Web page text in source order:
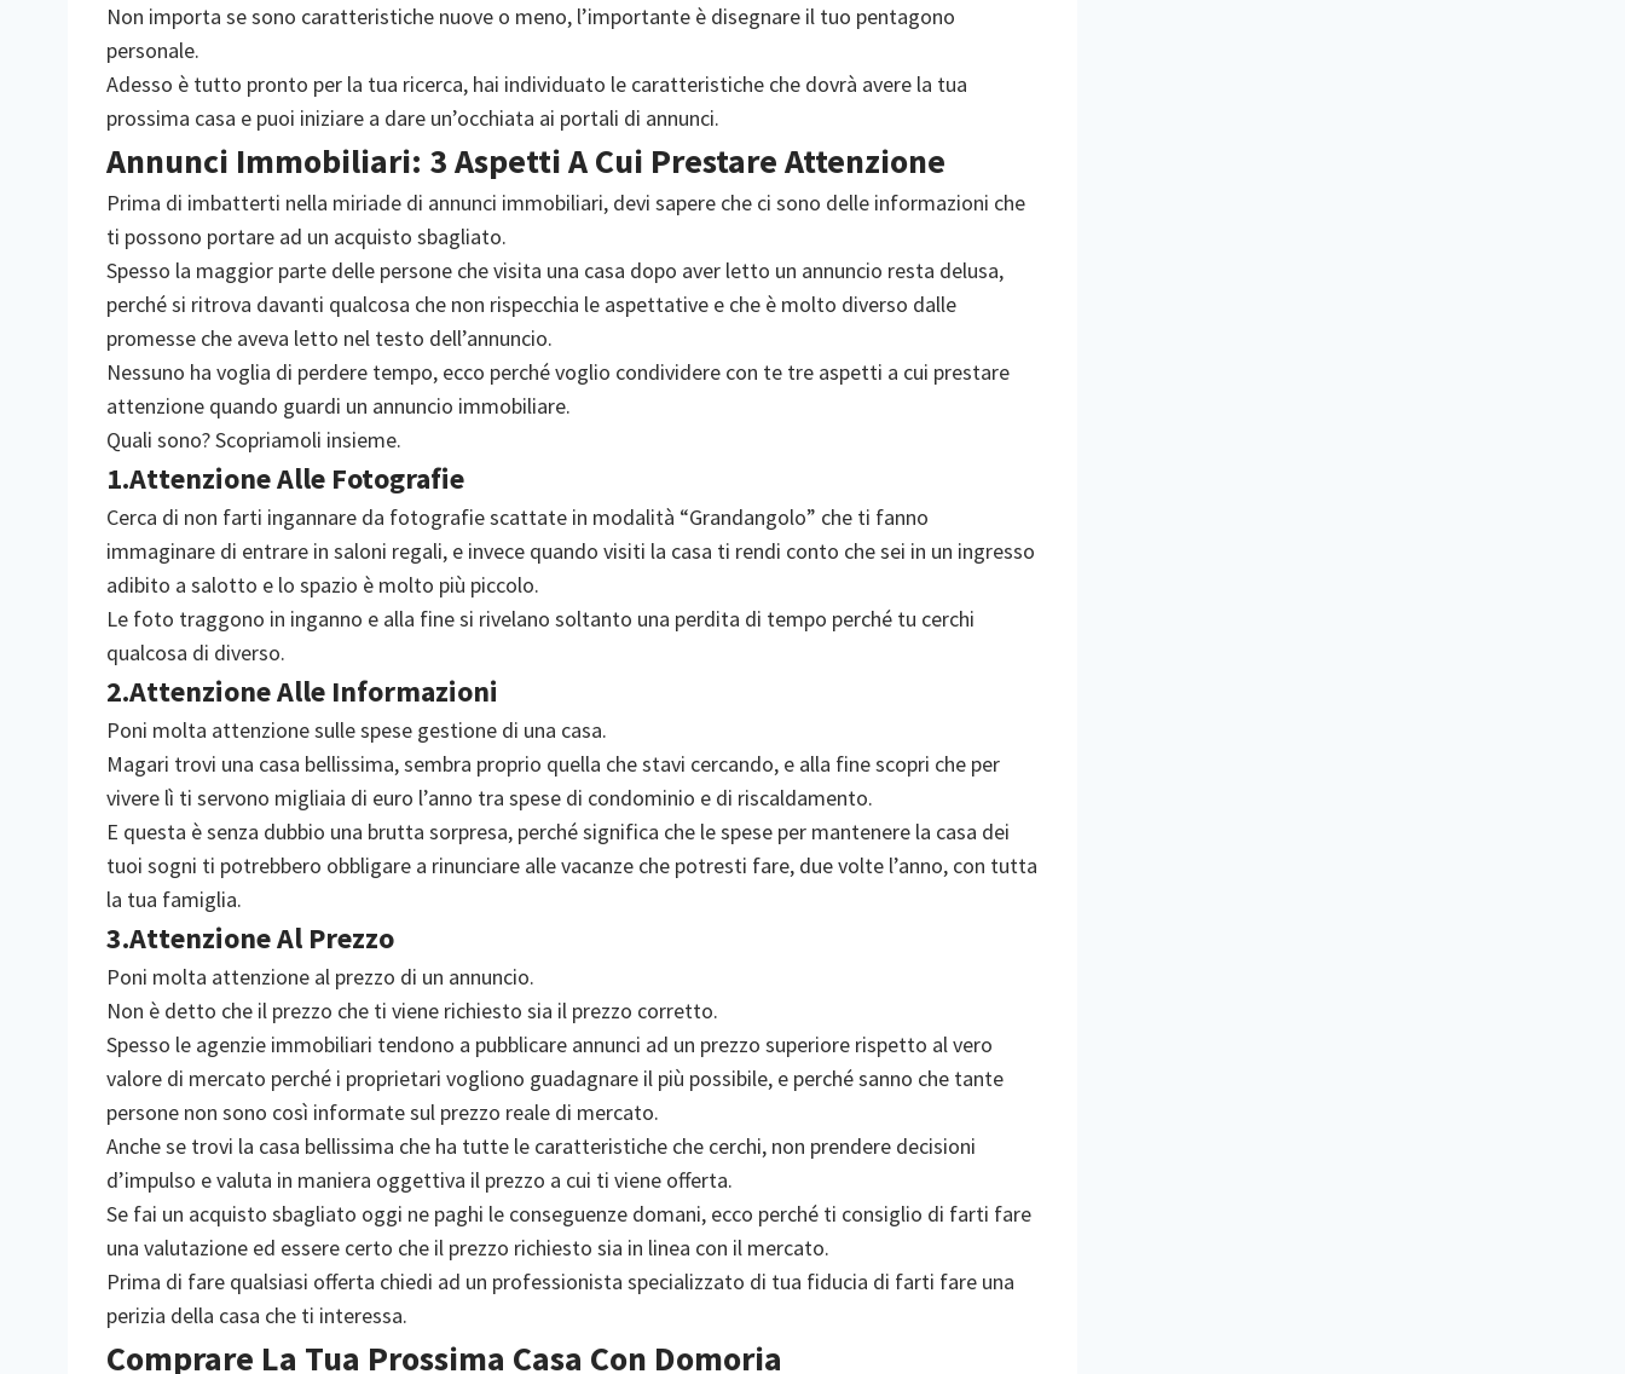
Non importa se sono caratteristiche nuove o meno, l’importante è disegnare il tuo pentagono
personale.
Adesso è tutto pronto per la tua ricerca, hai individuato le caratteristiche che dovrà avere la tua
prossima casa e puoi iniziare a dare un’occhiata ai portali di annunci.
Annunci Immobiliari: 3 Aspetti A Cui Prestare Attenzione
Prima di imbatterti nella miriade di annunci immobiliari, devi sapere che ci sono delle informazioni che
ti possono portare ad un acquisto sbagliato.
Spesso la maggior parte delle persone che visita una casa dopo aver letto un annuncio resta delusa,
perché si ritrova davanti qualcosa che non rispecchia le aspettative e che è molto diverso dalle
promesse che aveva letto nel testo dell’annuncio.
Nessuno ha voglia di perdere tempo, ecco perché voglio condividere con te tre aspetti a cui prestare
attenzione quando guardi un annuncio immobiliare.
Quali sono? Scopriamoli insieme.
1.Attenzione Alle Fotografie
Cerca di non farti ingannare da fotografie scattate in modalità “Grandangolo” che ti fanno
immaginare di entrare in saloni regali, e invece quando visiti la casa ti rendi conto che sei in un ingresso
adibito a salotto e lo spazio è molto più piccolo.
Le foto traggono in inganno e alla fine si rivelano soltanto una perdita di tempo perché tu cerchi
qualcosa di diverso.
2.Attenzione Alle Informazioni
Poni molta attenzione sulle spese gestione di una casa.
Magari trovi una casa bellissima, sembra proprio quella che stavi cercando, e alla fine scopri che per
vivere lì ti servono migliaia di euro l’anno tra spese di condominio e di riscaldamento.
E questa è senza dubbio una brutta sorpresa, perché significa che le spese per mantenere la casa dei
tuoi sogni ti potrebbero obbligare a rinunciare alle vacanze che potresti fare, due volte l’anno, con tutta
la tua famiglia.
3.Attenzione Al Prezzo
Poni molta attenzione al prezzo di un annuncio.
Non è detto che il prezzo che ti viene richiesto sia il prezzo corretto.
Spesso le agenzie immobiliari tendono a pubblicare annunci ad un prezzo superiore rispetto al vero
valore di mercato perché i proprietari vogliono guadagnare il più possibile, e perché sanno che tante
persone non sono così informate sul prezzo reale di mercato.
Anche se trovi la casa bellissima che ha tutte le caratteristiche che cerchi, non prendere decisioni
d’impulso e valuta in maniera oggettiva il prezzo a cui ti viene offerta.
Se fai un acquisto sbagliato oggi ne paghi le conseguenze domani, ecco perché ti consiglio di farti fare
una valutazione ed essere certo che il prezzo richiesto sia in linea con il mercato.
Prima di fare qualsiasi offerta chiedi ad un professionista specializzato di tua fiducia di farti fare una
perizia della casa che ti interessa.
Comprare La Tua Prossima Casa Con Domoria